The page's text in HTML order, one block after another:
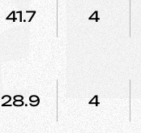
41.7 4
28.9 4